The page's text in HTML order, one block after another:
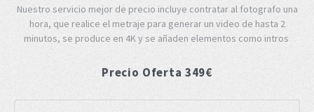
Nuestro servicio mejor de precio incluye contratar al fotografo una
hora, que realice el metraje para generar un video de hasta 2
minutos, se produce en 4K y se añaden elementos como intros
Precio Oferta 349€